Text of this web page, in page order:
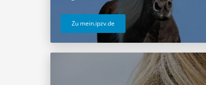
Zu mein.ipzv.de